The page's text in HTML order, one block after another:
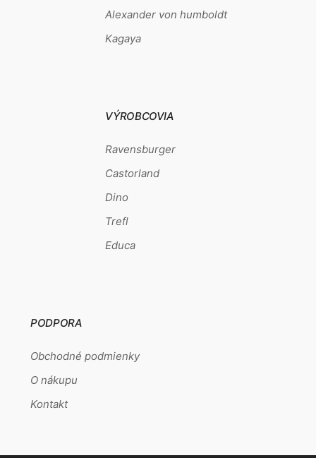
Alexander von humboldt
Kagaya
VÝROBCOVIA
Ravensburger
Castorland
Dino
Trefl
Educa
PODPORA
Obchodné podmienky
O nákupu
Kontakt